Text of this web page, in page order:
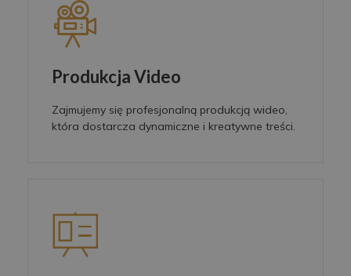
Produkcja Video
Zajmujemy się profesjonalną produkcją wideo,
która dostarcza dynamiczne i kreatywne treści.